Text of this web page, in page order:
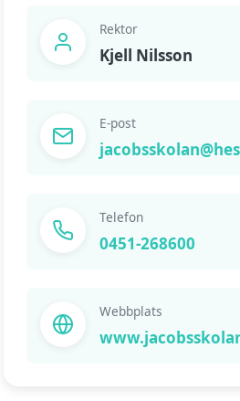
Rektor
Kjell Nilsson
E-post
Telefon
0451-268600
Webbplats